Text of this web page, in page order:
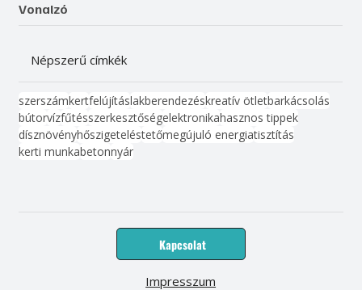
Vonalzó
Népszerű címkék
szerszámkertfelújításlakberendezéskreatív ötletbarkácsolás
bútorvízfűtésszerkesztőségelektronikahasznos tippek
dísznövényhőszigeteléstetőmegújuló energiatisztítás
kerti munkabetonnyár
Kapcsolat
Impresszum